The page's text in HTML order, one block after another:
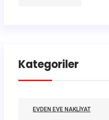
Kategoriler
EVDEN EVE NAKLIYAT